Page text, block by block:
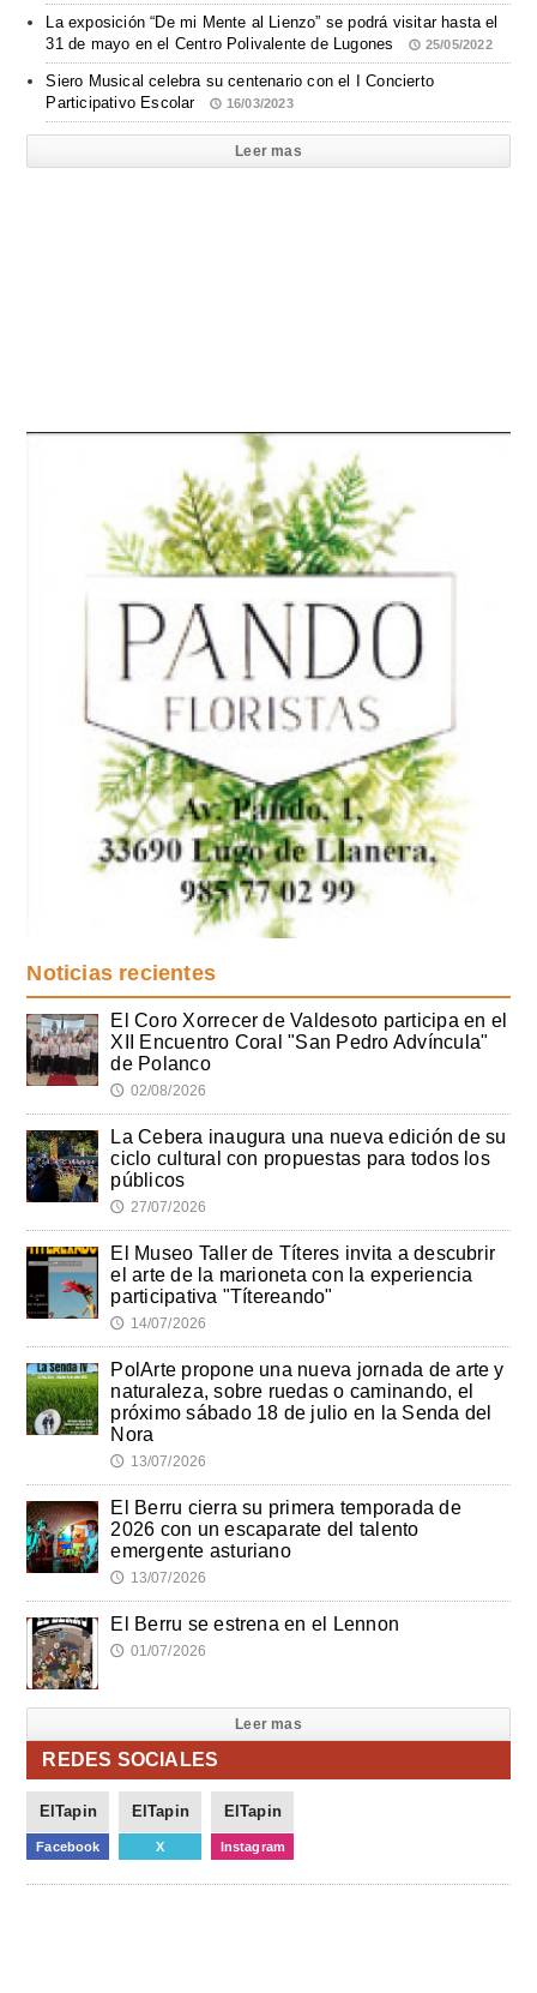
La exposición “De mi Mente al Lienzo” se podrá visitar hasta el
31 de mayo en el Centro Polivalente de Lugones
25/05/2022
Siero Musical celebra su centenario con el I Concierto
Participativo Escolar
16/03/2023
Leer mas
Noticias recientes
El Coro Xorrecer de Valdesoto participa en el
XII Encuentro Coral "San Pedro Advíncula"
de Polanco
🕔 02/08/2026
La Cebera inaugura una nueva edición de su
ciclo cultural con propuestas para todos los
públicos
🕔 27/07/2026
El Museo Taller de Títeres invita a descubrir
el arte de la marioneta con la experiencia
participativa "Títereando"
🕔 14/07/2026
PolArte propone una nueva jornada de arte y
naturaleza, sobre ruedas o caminando, el
próximo sábado 18 de julio en la Senda del
Nora
🕔 13/07/2026
El Berru cierra su primera temporada de
2026 con un escaparate del talento
emergente asturiano
🕔 13/07/2026
El Berru se estrena en el Lennon
🕔 01/07/2026
Leer mas
REDES SOCIALES
ElTapin
Facebook
ElTapin
X
ElTapin
Instagram